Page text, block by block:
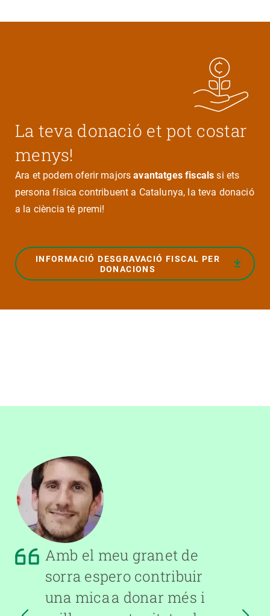
La teva donació et pot costar
menys!
Ara et podem oferir majorsavantatges fiscals si ets
persona física contribuent a Catalunya, la teva donació
a la ciència té premi!
INFORMACIÓ DESGRAVACIÓ FISCAL PER
DONACIONS
Amb el meu granet de
sorra espero contribuir
una mica a donar més i